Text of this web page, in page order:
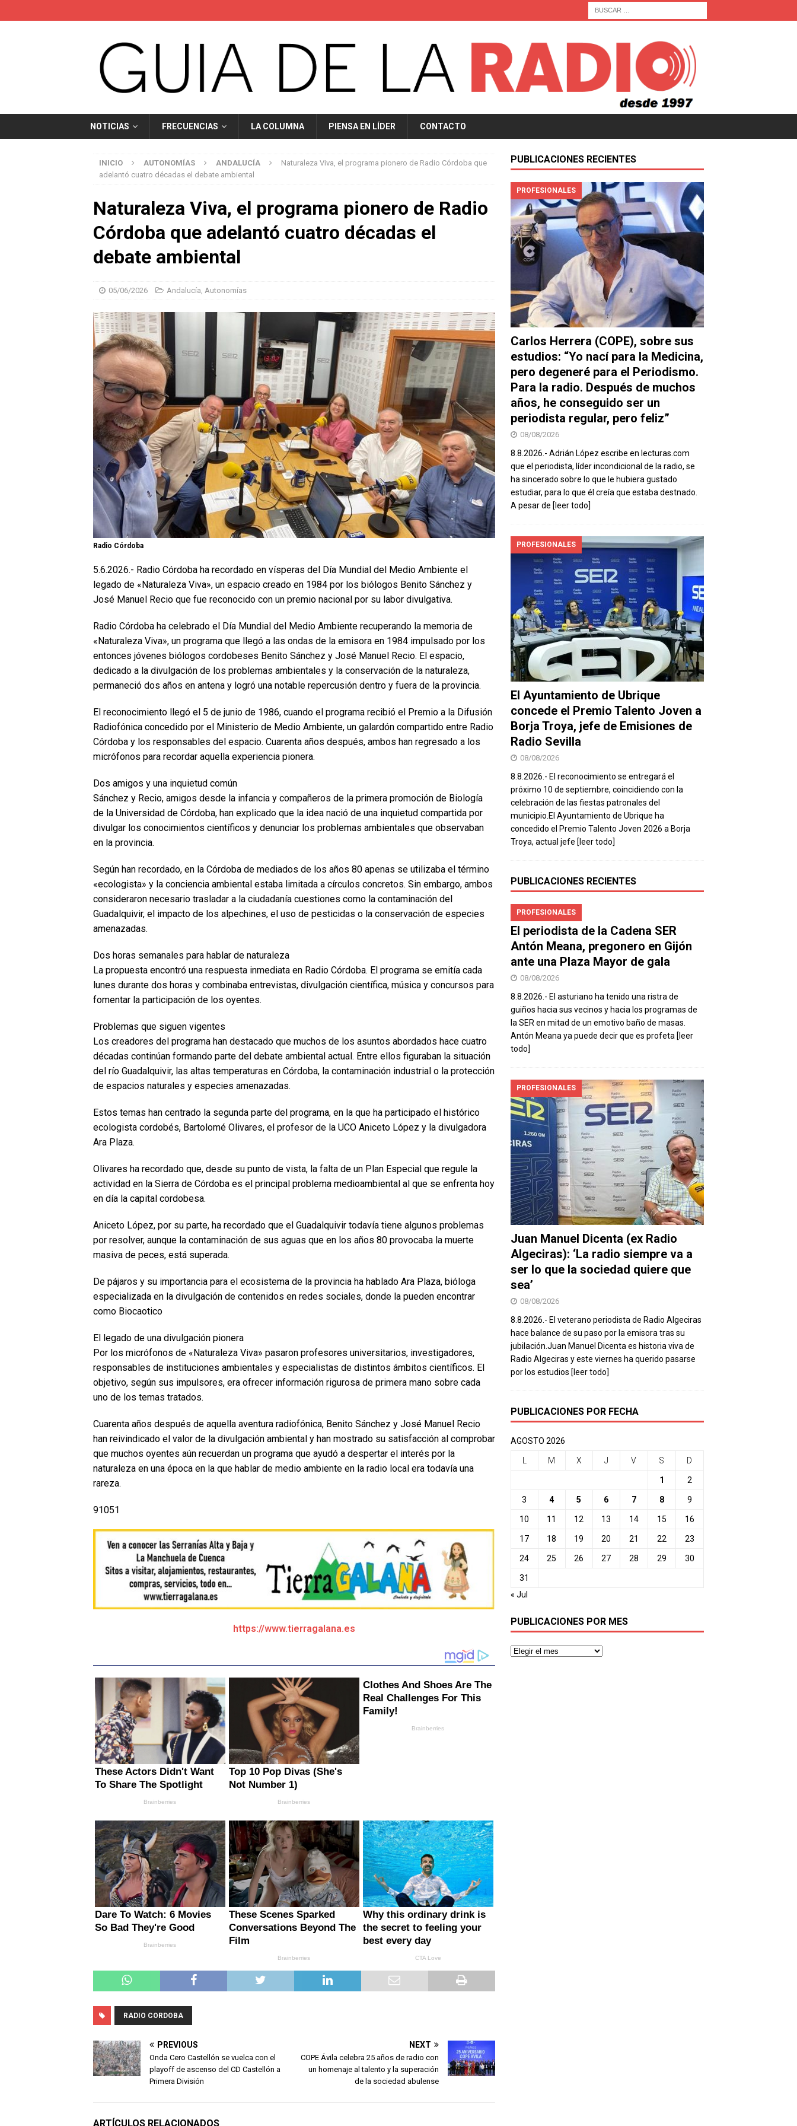
NOTICIAS FRECUENCIAS LA COLUMNA PIENSA EN LÍDER CONTACTO
INICIO AUTONOMÍAS ANDALUCÍA
Naturaleza Viva, el programa pionero de Radio Córdoba que
adelantó cuatro décadas el debate ambiental
Naturaleza Viva, el programa pionero de Radio
Córdoba que adelantó cuatro décadas el
debate ambiental
05/06/2026 Andalucía Autonomías
Radio Córdoba
5.6.2026.- Radio Córdoba ha recordado en vísperas del Día Mundial del Medio Ambiente el
legado de «Naturaleza Viva», un espacio creado en 1984 por los biólogos Benito Sánchez y
José Manuel Recio que fue reconocido con un premio nacional por su labor divulgativa.
Radio Córdoba ha celebrado el Día Mundial del Medio Ambiente recuperando la memoria de
«Naturaleza Viva», un programa que llegó a las ondas de la emisora en 1984 impulsado por los
entonces jóvenes biólogos cordobeses Benito Sánchez y José Manuel Recio. El espacio,
dedicado a la divulgación de los problemas ambientales y la conservación de la naturaleza,
permaneció dos años en antena y logró una notable repercusión dentro y fuera de la provincia.
El reconocimiento llegó el 5 de junio de 1986, cuando el programa recibió el Premio a la Difusión
Radiofónica concedido por el Ministerio de Medio Ambiente, un galardón compartido entre Radio
Córdoba y los responsables del espacio. Cuarenta años después, ambos han regresado a los
micrófonos para recordar aquella experiencia pionera.
Dos amigos y una inquietud común
Sánchez y Recio, amigos desde la infancia y compañeros de la primera promoción de Biología
de la Universidad de Córdoba, han explicado que la idea nació de una inquietud compartida por
divulgar los conocimientos científicos y denunciar los problemas ambientales que observaban
en la provincia.
Según han recordado, en la Córdoba de mediados de los años 80 apenas se utilizaba el término
«ecologista» y la conciencia ambiental estaba limitada a círculos concretos. Sin embargo, ambos
consideraron necesario trasladar a la ciudadanía cuestiones como la contaminación del
Guadalquivir, el impacto de los alpechines, el uso de pesticidas o la conservación de especies
amenazadas.
Dos horas semanales para hablar de naturaleza
La propuesta encontró una respuesta inmediata en Radio Córdoba. El programa se emitía cada
lunes durante dos horas y combinaba entrevistas, divulgación científica, música y concursos para
fomentar la participación de los oyentes.
Problemas que siguen vigentes
Los creadores del programa han destacado que muchos de los asuntos abordados hace cuatro
décadas continúan formando parte del debate ambiental actual. Entre ellos figuraban la situación
del río Guadalquivir, las altas temperaturas en Córdoba, la contaminación industrial o la protección
de espacios naturales y especies amenazadas.
Estos temas han centrado la segunda parte del programa, en la que ha participado el histórico
ecologista cordobés, Bartolomé Olivares, el profesor de la UCO Aniceto López y la divulgadora
Ara Plaza.
Olivares ha recordado que, desde su punto de vista, la falta de un Plan Especial que regule la
actividad en la Sierra de Córdoba es el principal problema medioambiental al que se enfrenta hoy
en día la capital cordobesa.
Aniceto López, por su parte, ha recordado que el Guadalquivir todavía tiene algunos problemas
por resolver, aunque la contaminación de sus aguas que en los años 80 provocaba la muerte
masiva de peces, está superada.
De pájaros y su importancia para el ecosistema de la provincia ha hablado Ara Plaza, bióloga
especializada en la divulgación de contenidos en redes sociales, donde la pueden encontrar
como Biocaotico
El legado de una divulgación pionera
Por los micrófonos de «Naturaleza Viva» pasaron profesores universitarios, investigadores,
responsables de instituciones ambientales y especialistas de distintos ámbitos científicos. El
objetivo, según sus impulsores, era ofrecer información rigurosa de primera mano sobre cada
uno de los temas tratados.
Cuarenta años después de aquella aventura radiofónica, Benito Sánchez y José Manuel Recio
han reivindicado el valor de la divulgación ambiental y han mostrado su satisfacción al comprobar
que muchos oyentes aún recuerdan un programa que ayudó a despertar el interés por la
naturaleza en una época en la que hablar de medio ambiente en la radio local era todavía una
rareza.
91051
https://www.tierragalana.es
RADIO CORDOBA
PREVIOUS
Onda Cero Castellón se vuelca con el
playoff de ascenso del CD Castellón a
Primera División
NEXT
COPE Ávila celebra 25 años de radio con
un homenaje al talento y la superación
de la sociedad abulense
ARTÍCULOS RELACIONADOS
PUBLICACIONES RECIENTES
PROFESIONALES
Carlos Herrera (COPE), sobre sus
estudios: “Yo nací para la Medicina,
pero degeneré para el Periodismo.
Para la radio. Después de muchos
años, he conseguido ser un
periodista regular, pero feliz”
08/08/2026
8.8.2026.- Adrián López escribe en lecturas.com
que el periodista, líder incondicional de la radio, se
ha sincerado sobre lo que le hubiera gustado
estudiar, para lo que él creía que estaba destnado.
A pesar de [leer todo]
PROFESIONALES
El Ayuntamiento de Ubrique
concede el Premio Talento Joven a
Borja Troya, jefe de Emisiones de
Radio Sevilla
08/08/2026
8.8.2026.- El reconocimiento se entregará el
próximo 10 de septiembre, coincidiendo con la
celebración de las fiestas patronales del
municipio.El Ayuntamiento de Ubrique ha
concedido el Premio Talento Joven 2026 a Borja
Troya, actual jefe [leer todo]
PUBLICACIONES RECIENTES
PROFESIONALES
El periodista de la Cadena SER
Antón Meana, pregonero en Gijón
ante una Plaza Mayor de gala
08/08/2026
8.8.2026.- El asturiano ha tenido una ristra de
guiños hacia sus vecinos y hacia los programas de
la SER en mitad de un emotivo baño de masas.
Antón Meana ya puede decir que es profeta [leer
todo]
PROFESIONALES
Juan Manuel Dicenta (ex Radio
Algeciras): ‘La radio siempre va a
ser lo que la sociedad quiere que
sea’
08/08/2026
8.8.2026.- El veterano periodista de Radio Algeciras
hace balance de su paso por la emisora tras su
jubilación.Juan Manuel Dicenta es historia viva de
Radio Algeciras y este viernes ha querido pasarse
por los estudios [leer todo]
PUBLICACIONES POR FECHA
AGOSTO 2026
L M X J V S D
1 2
3 4 5 6 7 8 9
10 11 12 13 14 15 16
17 18 19 20 21 22 23
24 25 26 27 28 29 30
31
« Jul
PUBLICACIONES POR MES